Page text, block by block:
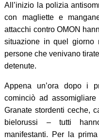
All’inizio la polizia
con magliette e
attacchi contro OMON
situazione in quel giorno
persone che venivano
detenute.
Appena un’ora dopo i
cominciò ad
Granate stordenti ceche,
bielorussi – tutti
manifestanti. Per la